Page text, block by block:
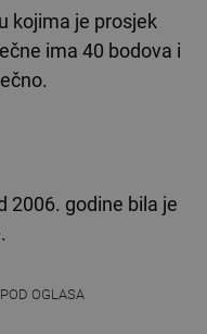
kojima je prosjek
ima 40 bodova i
2006. godine bila je
OGLASA